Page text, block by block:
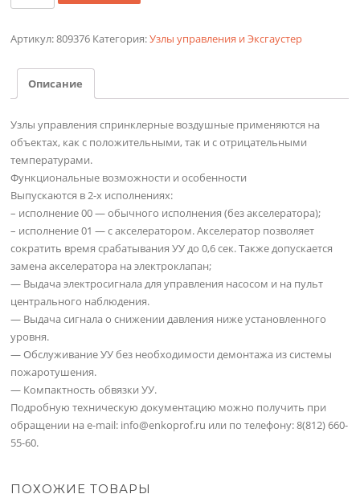
Артикул:809376 Категория:Узлы управления и Эксгаустер
Описание
Узлы управления спринклерные воздушные применяются на
объектах, как с положительными, так и с отрицательными
температурами.
Функциональные возможности и особенности
Выпускаются в 2-х исполнениях:
– исполнение 00 — обычного исполнения (без акселератора);
– исполнение 01 — с акселератором. Акселератор позволяет
сократить время срабатывания УУ до 0,6 сек. Также допускается
замена акселератора на электроклапан;
— Выдача электросигнала для управления насосом и на пульт
центрального наблюдения.
— Выдача сигнала о снижении давления ниже установленного
уровня.
— Обслуживание УУ без необходимости демонтажа из системы
пожаротушения.
— Компактность обвязки УУ.
Подробную техническую документацию можно получить при
обращении на e-mail: info@enkoprof.ru или по телефону: 8(812) 660-
55-60.
ПОХОЖИЕ ТОВАРЫ